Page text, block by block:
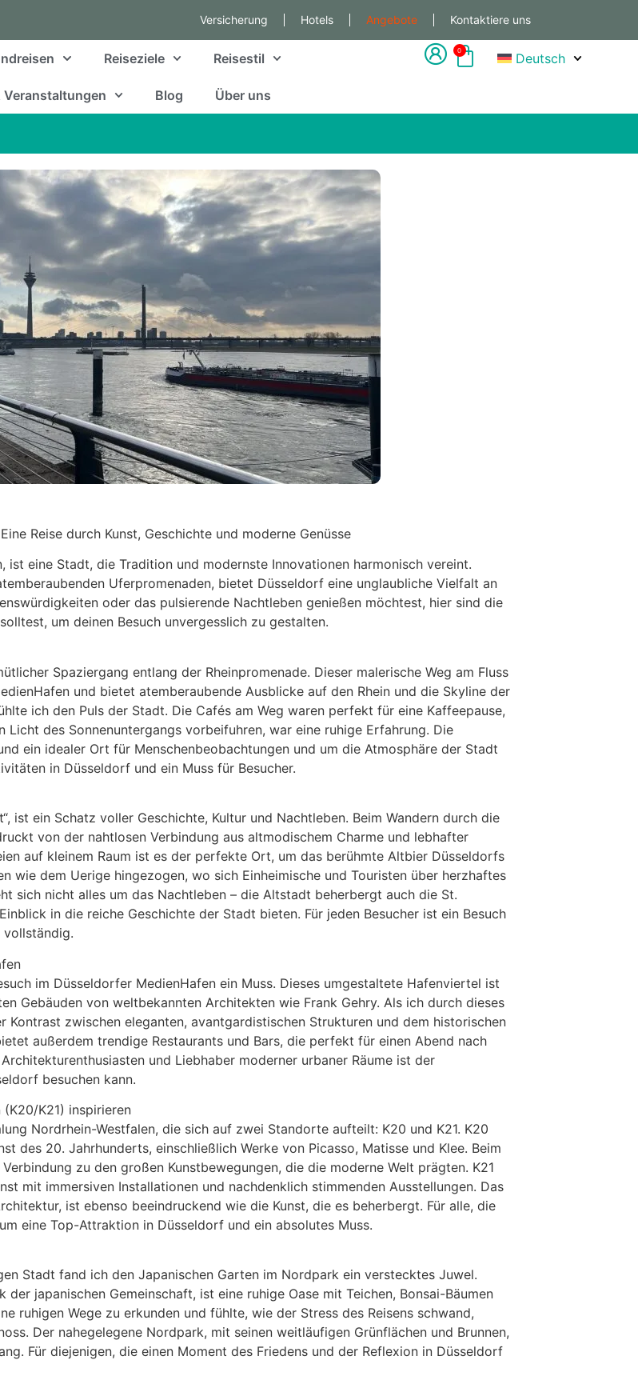
Versicherung Hotels Angebote Kontaktiere uns
Reiseziele Reisestil
Blog Über uns
0 Deutsch
Reise durch Kunst, Geschichte und moderne Genüsse
eine Stadt, die Tradition und modernste Innovationen harmonisch vereint.
Uferpromenaden, bietet Düsseldorf eine unglaubliche Vielfalt an
oder das pulsierende Nachtleben genießen möchtest, hier sind die
um deinen Besuch unvergesslich zu gestalten.
Spaziergang entlang der Rheinpromenade. Dieser malerische Weg am Fluss
und bietet atemberaubende Ausblicke auf den Rhein und die Skyline der
ich den Puls der Stadt. Die Cafés am Weg waren perfekt für eine Kaffeepause,
des Sonnenuntergangs vorbeifuhren, war eine ruhige Erfahrung. Die
ein idealer Ort für Menschenbeobachtungen und um die Atmosphäre der Stadt
in Düsseldorf und ein Muss für Besucher.
ist ein Schatz voller Geschichte, Kultur und Nachtleben. Beim Wandern durch die
von der nahtlosen Verbindung aus altmodischem Charme und lebhafter
auf kleinem Raum ist es der perfekte Ort, um das berühmte Altbier Düsseldorfs
wie dem Uerige hingezogen, wo sich Einheimische und Touristen über herzhaftes
sich nicht alles um das Nachtleben – die Altstadt beherbergt auch die St.
in die reiche Geschichte der Stadt bieten. Für jeden Besucher ist ein Besuch
im Düsseldorfer MedienHafen ein Muss. Dieses umgestaltete Hafenviertel ist
Gebäuden von weltbekannten Architekten wie Frank Gehry. Als ich durch dieses
zwischen eleganten, avantgardistischen Strukturen und dem historischen
außerdem trendige Restaurants und Bars, die perfekt für einen Abend nach
und Liebhaber moderner urbaner Räume ist der
besuchen kann.
K21) inspirieren
Nordrhein-Westfalen, die sich auf zwei Standorte aufteilt: K20 und K21. K20
des 20. Jahrhunderts, einschließlich Werke von Picasso, Matisse und Klee. Beim
zu den großen Kunstbewegungen, die die moderne Welt prägten. K21
mit immersiven Installationen und nachdenklich stimmenden Ausstellungen. Das
ist ebenso beeindruckend wie die Kunst, die es beherbergt. Für alle, die
eine Top-Attraktion in Düsseldorf und ein absolutes Muss.
Stadt fand ich den Japanischen Garten im Nordpark ein verstecktes Juwel.
japanischen Gemeinschaft, ist eine ruhige Oase mit Teichen, Bonsai-Bäumen
ruhigen Wege zu erkunden und fühlte, wie der Stress des Reisens schwand,
Der nahegelegene Nordpark, mit seinen weitläufigen Grünflächen und Brunnen,
Für diejenigen, die einen Moment des Friedens und der Reflexion in Düsseldorf